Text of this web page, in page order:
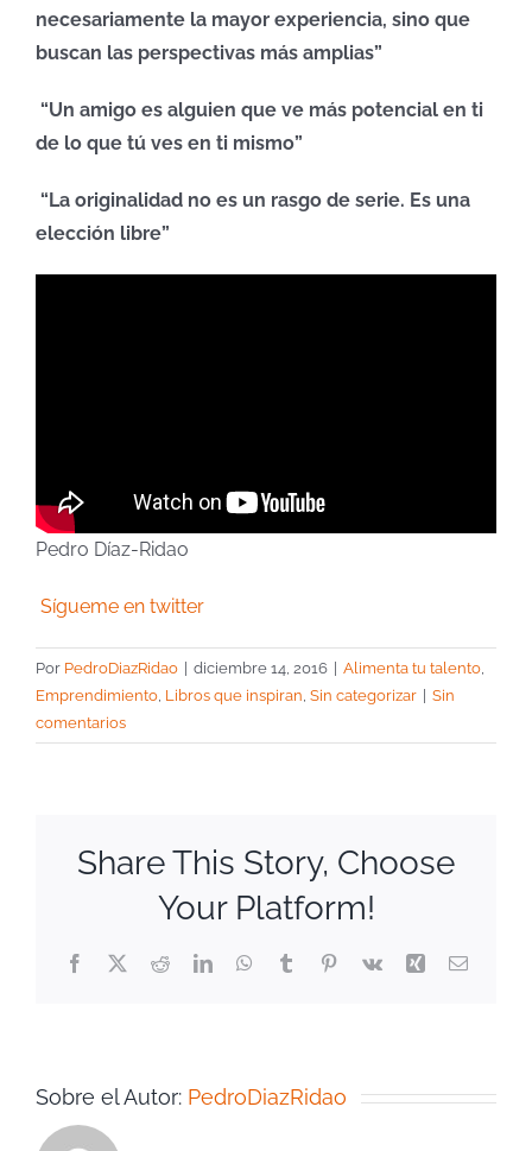
necesariamente la mayor experiencia, sino que
buscan las perspectivas más amplias”
“Un amigo es alguien que ve más potencial en ti
de lo que tú ves en ti mismo”
“La originalidad no es un rasgo de serie. Es una
elección libre”
Pedro Díaz-Ridao
Sígueme en twitter
Por PedroDiazRidao diciembre 14, 2016 Alimenta tu talento,
Emprendimiento, Libros que inspiran, Sin categorizar
Sin
comentarios
Share This Story, Choose
Your Platform!
Facebook
TwitterRedditLinkedInWhatsApp
TumblrPinterest
Vk Xing Correo
Sobre el Autor: PedroDiazRidao